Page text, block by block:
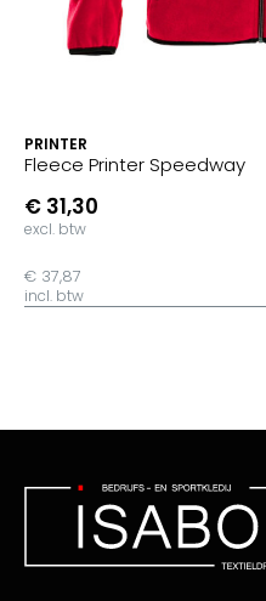
PRINTER
Fleece Printer Speedway
€ 31,30
excl. btw
€ 37,87
incl. btw